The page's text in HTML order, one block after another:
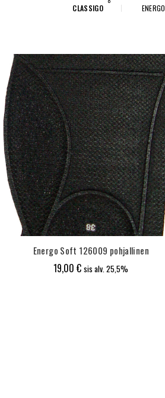
CLASSIGO ENERGO
Energo Soft 126009 pohjallinen
19,00€ sis alv. 25,5%